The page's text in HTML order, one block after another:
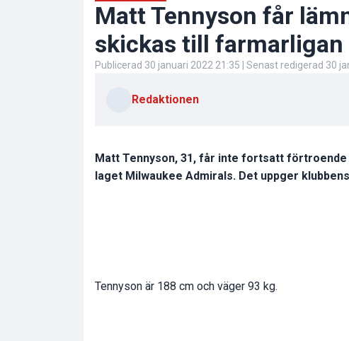
Matt Tennyson får
skickas till farmarligan
Publicerad 30 januari 2022 21:35 | Senast redigerad 30
Redaktionen
Matt Tennyson, 31, får inte fortsatt
laget Milwaukee Admirals. Det uppger
Tennyson är 188 cm och väger 93 kg.